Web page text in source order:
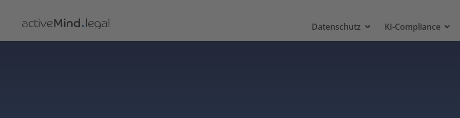
Datenschutz KI-Compliance